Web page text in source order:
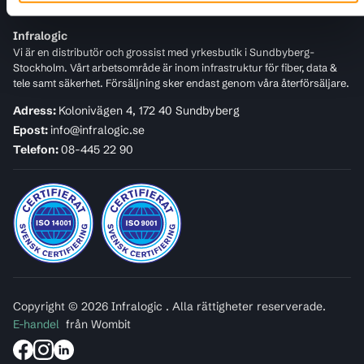
Infralogic
Vi är en distributör och grossist med yrkesbutik i Sundbyberg-
Stockholm. Vårt arbetsområde är inom infrastruktur för fiber, data &
tele samt säkerhet. Försäljning sker endast genom våra återförsäljare.
Adress: Kolonivägen 4, 172 40 Sundbyberg
Epost:info@infralogic.se
Telefon:08-445 22 90
Copyright © 2026 Infralogic . Alla rättigheter reserverade.
E-handel från Wombit